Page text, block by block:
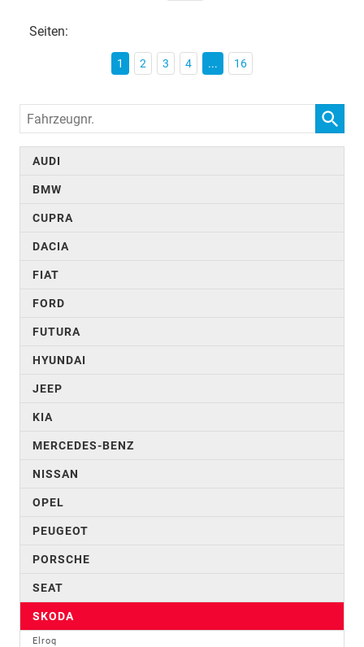
Seiten:
1 2 3 4 ... 16
Fahrzeugnr.
AUDI
BMW
CUPRA
DACIA
FIAT
FORD
FUTURA
HYUNDAI
JEEP
KIA
MERCEDES-BENZ
NISSAN
OPEL
PEUGEOT
PORSCHE
SEAT
SKODA
Elroq